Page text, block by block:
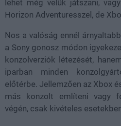
lehet még velük játszani,
Horizon Adventuresszel, de
Nos a valóság ennél
a Sony gonosz módon
konzolverziók létezését,
iparban minden
előtérbe. Jellemzően az Xbox
más konzolt említeni vagy
végén, csak kivételes